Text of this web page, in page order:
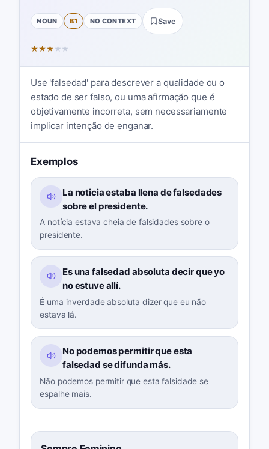
NOUN B1 NO CONTEXT Save
★★★ ★ ★
Use 'falsedad' para descrever a qualidade ou o
estado de ser falso, ou uma afirmação que é
objetivamente incorreta, sem necessariamente
implicar intenção de enganar.
Exemplos
La noticia estaba llena de falsedades
sobre el presidente.
A notícia estava cheia de falsidades sobre o
presidente.
Es una falsedad absoluta decir que yo
no estuve allí.
É uma inverdade absoluta dizer que eu não
estava lá.
No podemos permitir que esta
falsedad se difunda más.
Não podemos permitir que esta falsidade se
espalhe mais.